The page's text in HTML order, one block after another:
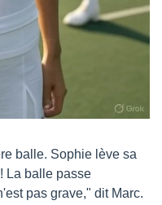
balle. Sophie lève sa
La balle passe
pas grave," dit Marc.